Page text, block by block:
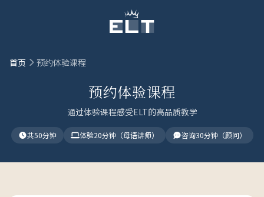
首页 预约体验课程
预约体验课程
通过体验课程感受ELT的高品质教学
共50分钟 体验20分钟（母语讲师） 咨询30分钟（顾问）